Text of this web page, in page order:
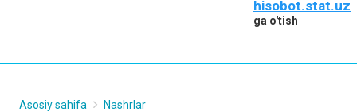
hisobot.stat.uz
ga o'tish
Asosiy sahifa Nashrlar